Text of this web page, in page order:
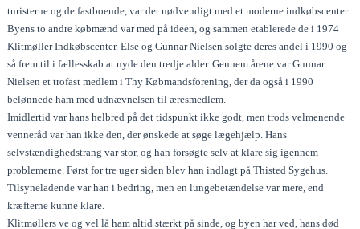
turisterne og de fastboende, var det nødvendigt med et moderne indkøbscenter.
Byens to andre købmænd var med på ideen, og sammen etablerede de i 1974
Klitmøller Indkøbscenter. Else og Gunnar Nielsen solgte deres andel i 1990 og
så frem til i fællesskab at nyde den tredje alder. Gennem årene var Gunnar
Nielsen et trofast medlem i Thy Købmandsforening, der da også i 1990
belønnede ham med udnævnelsen til æresmedlem.
Imidlertid var hans helbred på det tidspunkt ikke godt, men trods velmenende
venneråd var han ikke den, der ønskede at søge lægehjælp. Hans
selvstændighedstrang var stor, og han forsøgte selv at klare sig igennem
problemerne. Først for tre uger siden blev han indlagt på Thisted Sygehus.
Tilsyneladende var han i bedring, men en lungebetændelse var mere, end
kræfterne kunne klare.
Klitmøllers ve og vel lå ham altid stærkt på sinde, og byen har ved, hans død